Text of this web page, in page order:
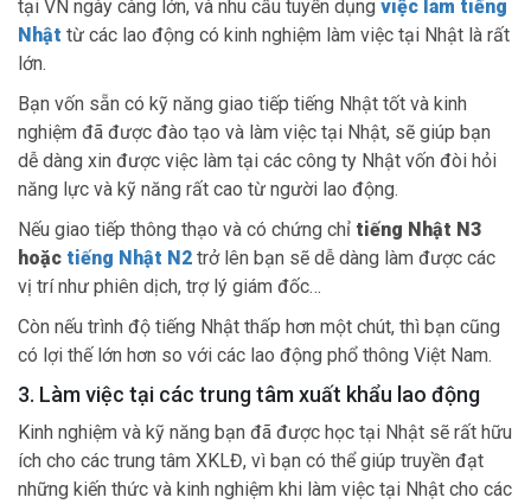
tại VN ngày càng lớn, và nhu cầu tuyển dụng việc làm tiếng
Nhật từ các lao động có kinh nghiệm làm việc tại Nhật là rất
lớn.
Bạn vốn sẵn có kỹ năng giao tiếp tiếng Nhật tốt và kinh
nghiệm đã được đào tạo và làm việc tại Nhật, sẽ giúp bạn
dễ dàng xin được việc làm tại các công ty Nhật vốn đòi hỏi
năng lực và kỹ năng rất cao từ người lao động.
Nếu giao tiếp thông thạo và có chứng chỉ tiếng Nhật N3
hoặc tiếng Nhật N2 trở lên bạn sẽ dễ dàng làm được các
vị trí như phiên dịch, trợ lý giám đốc…
Còn nếu trình độ tiếng Nhật thấp hơn một chút, thì bạn cũng
có lợi thế lớn hơn so với các lao động phổ thông Việt Nam.
3. Làm việc tại các trung tâm xuất khẩu lao động
Kinh nghiệm và kỹ năng bạn đã được học tại Nhật sẽ rất hữu
ích cho các trung tâm XKLĐ, vì bạn có thể giúp truyền đạt
những kiến thức và kinh nghiệm khi làm việc tại Nhật cho các